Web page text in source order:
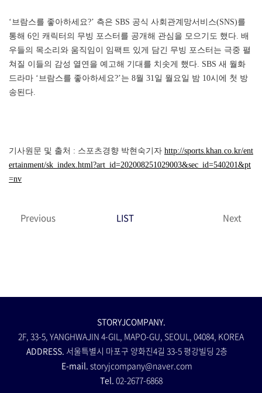
‘브람스를 좋아하세요?’ 측은 SBS 공식 사회관계망서비스(SNS)를
통해 6인 캐릭터의 무빙 포스터를 공개해 관심을 모으기도 했다. 배
우들의 목소리와 움직임이 임팩트 있게 담긴 무빙 포스터는 극중 펼
쳐질 이들의 감성 열연을 예고해 기대를 치솟게 했다. SBS 새 월화
드라마 ‘브람스를 좋아하세요?’는 8월 31일 월요일 밤 10시에 첫 방
송된다.
기사원문 및 출처 : 스포츠경향 박현숙기자 http://sports.khan.co.kr/ent
ertainment/sk_index.html?art_id=202008251029003&sec_id=540201&pt
=nv
Previous LIST Next
STORYJCOMPANY.
2F, 33-5, YANGHWAJIN 4-GIL, MAPO-GU, SEOUL, 04084, KOREA
ADDRESS. 서울특별시 마포구 양화진4길 33-5 평강빌딩 2층
E-mail. storyjcompany@naver.com
Tel. 02-2677-6868